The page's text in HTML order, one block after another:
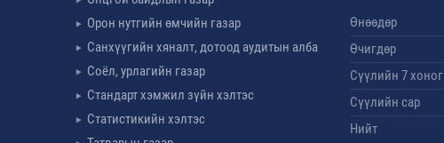
Орон нутгийн өмчийн газар
Санхүүгийн хяналт, дотоод аудитын алба
Соёл, урлагийн газар
Стандарт хэмжил зүйн хэлтэс
Статистикийн хэлтэс
Өнөөдөр
Өчигдөр
Сүүлийн 7 хоног
Сүүлийн сар
Нийт